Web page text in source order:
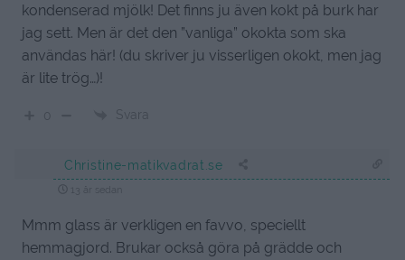
kondenserad mjölk! Det finns ju även kokt på burk har
jag sett. Men är det den ”vanliga” okokta som ska
användas här! (du skriver ju visserligen okokt, men jag
är lite trög…)!
Svara
Christine-matikvadrat.se
13 år sedan
Mmm glass är verkligen en favvo, speciellt
hemmagjord. Brukar också göra på grädde och